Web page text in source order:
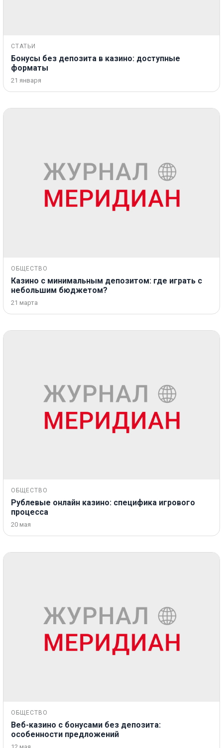
СТАТЬИ
Бонусы без депозита в казино: доступные
форматы
21 января
ОБЩЕСТВО
Казино с минимальным депозитом: где играть с
небольшим бюджетом?
21 марта
ОБЩЕСТВО
Рублевые онлайн казино: специфика игрового
процесса
20 мая
ОБЩЕСТВО
Веб-казино с бонусами без депозита:
особенности предложений